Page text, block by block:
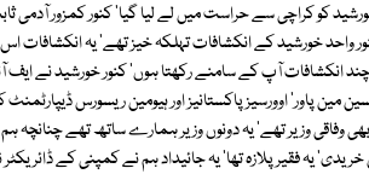
24 جون 2013ء کو کنور واحد خورشید کو کراچی سے حراست میں لے لیا گیا'
خورشید کے انکشافات تہلکہ خیز تھے' یہ انکشافات
اوورسیز پاکستانیز اور ہیومین ریسورس ڈیپارٹمنٹ
وفاقی وزیر تھے' یہ دونوں وزیر ہمارے ساتھ تھے چنانچہ ہم